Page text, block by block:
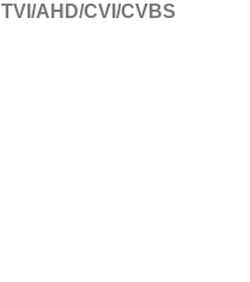
TVI /AHD/CVI /CVBS